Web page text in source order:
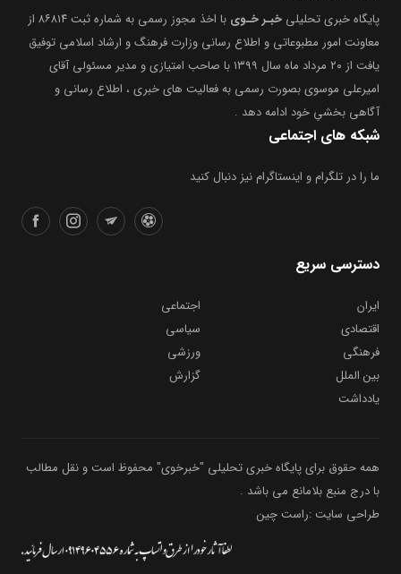
معاونت امور مطبوعاتی و اطلاع رسانی وزارت فرهنگ و ارشاد اسلامی توفیق
یافت از ۲۰ مرداد ماه سال ۱۳۹۹ با صاحب امتیازی و مدیر مسئولی آقای
امیرعلی موسوی بصورت رسمی به فعالیت های خبری ، اطلاع رسانی و
آگاهی بخشیِ خود ادامه دهد .
شبکه های اجتماعی
اقتصادی
سیاسی
فرهنگی
ورزشی
بین الملل
گزارش
یادداشت
با درج منبع بلامانع می باشد .
طراحی سایت :راست چین